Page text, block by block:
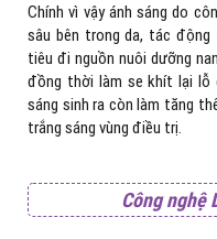
Chính vì vậy ánh sáng do
sâu bên trong da, tác
tiêu đi nguồn nuôi dưỡng
đồng thời làm se khít lại lỗ
sáng sinh ra còn làm tăng
trắng sáng vùng điều trị.
Công nghệ